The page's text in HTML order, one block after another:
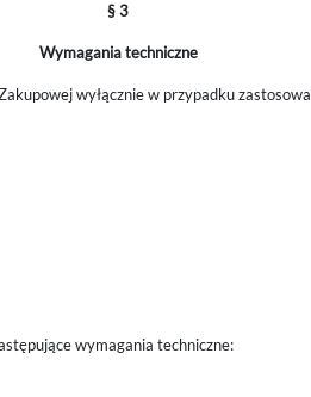
§ 3
Wymagania techniczne
wyłącznie w przypadku
wymagania techniczne: